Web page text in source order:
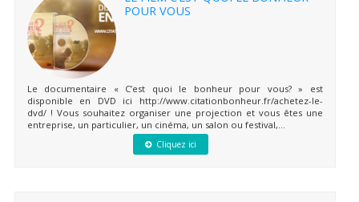
POUR VOUS
Le documentaire « C’est quoi le bonheur pour vous? » est
disponible en DVD ici http://www.citationbonheur.fr/achetez-le-
dvd/ ! Vous souhaitez organiser une projection et vous êtes une
entreprise, un particulier, un cinéma, un salon ou festival,...
Cliquez ici